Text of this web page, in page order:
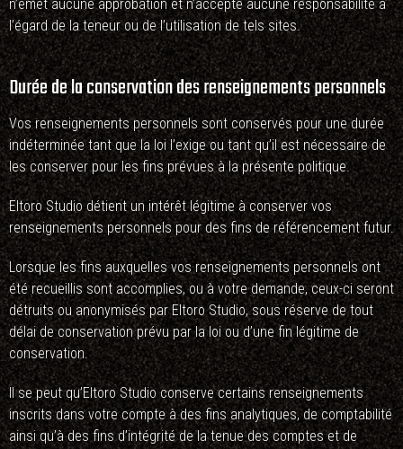
n’émet aucune approbation et n’accepte aucune responsabilité à
l’égard de la teneur ou de l’utilisation de tels sites.
Durée de la conservation des renseignements personnels
Vos renseignements personnels sont conservés pour une durée
indéterminée tant que la loi l’exige ou tant qu’il est nécessaire de
les conserver pour les fins prévues à la présente politique.
Eltoro Studio détient un intérêt légitime à conserver vos
renseignements personnels pour des fins de référencement futur.
Lorsque les fins auxquelles vos renseignements personnels ont
été recueillis sont accomplies, ou à votre demande, ceux-ci seront
détruits ou anonymisés par Eltoro Studio, sous réserve de tout
délai de conservation prévu par la loi ou d’une fin légitime de
conservation.
Il se peut qu’Eltoro Studio conserve certains renseignements
inscrits dans votre compte à des fins analytiques, de comptabilité
ainsi qu’à des fins d’intégrité de la tenue des comptes et de